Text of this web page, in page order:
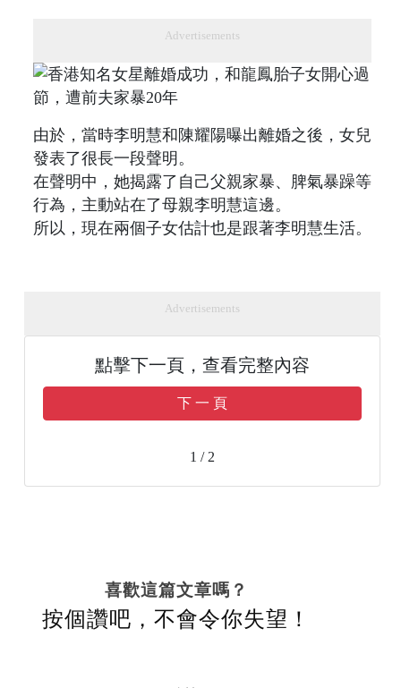
Advertisements
由於，當時李明慧和陳耀陽曝出離婚之後，女兒
發表了很長一段聲明。
在聲明中，她揭露了自己父親家暴、脾氣暴躁等
行為，主動站在了母親李明慧這邊。
所以，現在兩個子女估計也是跟著李明慧生活。
Advertisements
點擊下一頁，查看完整內容
下 一 頁
1 / 2
喜歡這篇文章嗎？
按個讚吧，不會令你失望！